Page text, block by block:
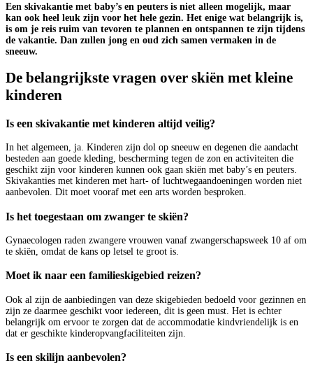
Een skivakantie met baby’s en peuters is niet alleen mogelijk, maar
kan ook heel leuk zijn voor het hele gezin. Het enige wat belangrijk is,
is om je reis ruim van tevoren te plannen en ontspannen te zijn tijdens
de vakantie. Dan zullen jong en oud zich samen vermaken in de
sneeuw.
De belangrijkste vragen over skiën met kleine
kinderen
Is een skivakantie met kinderen altijd veilig?
In het algemeen, ja. Kinderen zijn dol op sneeuw en degenen die aandacht
besteden aan goede kleding, bescherming tegen de zon en activiteiten die
geschikt zijn voor kinderen kunnen ook gaan skiën met baby’s en peuters.
Skivakanties met kinderen met hart- of luchtwegaandoeningen worden niet
aanbevolen. Dit moet vooraf met een arts worden besproken.
Is het toegestaan om zwanger te skiën?
Gynaecologen raden zwangere vrouwen vanaf zwangerschapsweek 10 af om
te skiën, omdat de kans op letsel te groot is.
Moet ik naar een familieskigebied reizen?
Ook al zijn de aanbiedingen van deze skigebieden bedoeld voor gezinnen en
zijn ze daarmee geschikt voor iedereen, dit is geen must. Het is echter
belangrijk om ervoor te zorgen dat de accommodatie kindvriendelijk is en
dat er geschikte kinderopvangfaciliteiten zijn.
Is een skilijn aanbevolen?